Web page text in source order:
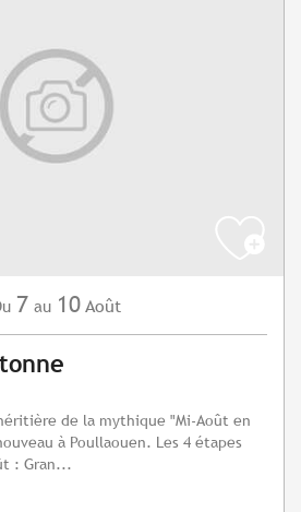
7 au 10 Août
de la mythique "Mi-Août en
à Poullaouen. Les 4 étapes
: Gran...